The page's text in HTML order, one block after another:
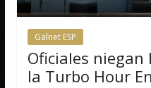
Galnet ESP
Oficiales
la Turbo Hour